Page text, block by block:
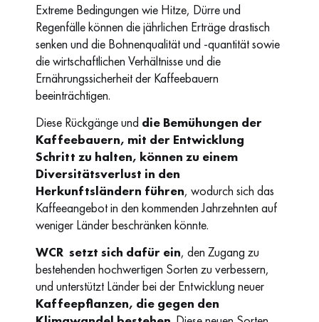
Extreme Bedingungen wie Hitze, Dürre und
Regenfälle können die jährlichen Erträge drastisch
senken und die Bohnenqualität und -quantität sowie
die wirtschaftlichen Verhältnisse und die
Ernährungssicherheit der Kaffeebauern
beeinträchtigen.
Diese Rückgänge und die Bemühungen der
Kaffeebauern, mit der Entwicklung
Schritt zu halten, können zu einem
Diversitätsverlust in den
Herkunftsländern führen, wodurch sich das
Kaffeeangebot in den kommenden Jahrzehnten auf
weniger Länder beschränken könnte.
WCR setzt sich dafür ein, den Zugang zu
bestehenden hochwertigen Sorten zu verbessern,
und unterstützt Länder bei der Entwicklung neuer
Kaffeepflanzen, die gegen den